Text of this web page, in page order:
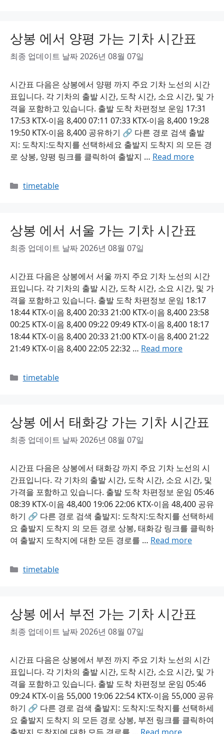
상봉 에서 양평 가는 기차 시간표
최종 업데이트 날짜 2026년 08월 07일
시간표 다음은 상봉에서 양평 까지 주요 기차 노선의 시간
표입니다. 각 기차의 출발 시간, 도착 시간, 소요 시간, 및 가
격을 포함하고 있습니다. 출발 도착 차편정보 운임 17:31
17:53 KTX-이음 8,400 07:11 07:33 KTX-이음 8,400 19:28
19:50 KTX-이음 8,400 공유하기 🔗 다른 경로 검색 출발
지: 도착지:도착지를 선택하세요 출발지 도착지 의 모든 경
로 상봉, 양평 링크를 클릭하여 출발지 … Read more
Categories
timetable
상봉 에서 서울 가는 기차 시간표
최종 업데이트 날짜 2026년 08월 07일
시간표 다음은 상봉에서 서울 까지 주요 기차 노선의 시간
표입니다. 각 기차의 출발 시간, 도착 시간, 소요 시간, 및 가
격을 포함하고 있습니다. 출발 도착 차편정보 운임 18:17
18:44 KTX-이음 8,400 20:33 21:00 KTX-이음 8,400 23:58
00:25 KTX-이음 8,400 09:22 09:49 KTX-이음 8,400 18:17
18:44 KTX-이음 8,400 20:33 21:00 KTX-이음 8,400 21:22
21:49 KTX-이음 8,400 22:05 22:32 … Read more
Categories
timetable
상봉 에서 태화강 가는 기차 시간표
최종 업데이트 날짜 2026년 08월 07일
시간표 다음은 상봉에서 태화강 까지 주요 기차 노선의 시
간표입니다. 각 기차의 출발 시간, 도착 시간, 소요 시간, 및
가격을 포함하고 있습니다. 출발 도착 차편정보 운임 05:46
08:39 KTX-이음 48,400 19:06 22:06 KTX-이음 48,400 공유
하기 🔗 다른 경로 검색 출발지: 도착지:도착지를 선택하세
요 출발지 도착지 의 모든 경로 상봉, 태화강 링크를 클릭하
여 출발지 도착지에 대한 모든 경로를 … Read more
Categories
timetable
상봉 에서 부전 가는 기차 시간표
최종 업데이트 날짜 2026년 08월 07일
시간표 다음은 상봉에서 부전 까지 주요 기차 노선의 시간
표입니다. 각 기차의 출발 시간, 도착 시간, 소요 시간, 및 가
격을 포함하고 있습니다. 출발 도착 차편정보 운임 05:46
09:24 KTX-이음 55,000 19:06 22:54 KTX-이음 55,000 공유
하기 🔗 다른 경로 검색 출발지: 도착지:도착지를 선택하세
요 출발지 도착지 의 모든 경로 상봉, 부전 링크를 클릭하여